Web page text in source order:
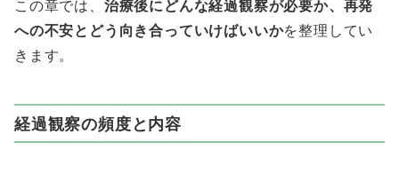
この章では、 治療後にどんな経過観察が必要か、再発
への不安とどう向き合っていけばいいかを整理してい
きます。
経過観察の頻度と内容